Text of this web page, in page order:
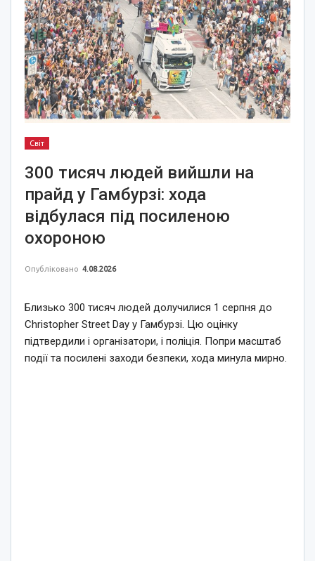
Світ
300 тисяч людей вийшли на
прайд у Гамбурзі: хода
відбулася під посиленою
охороною
Опубліковано 4.08.2026
Близько 300 тисяч людей долучилися 1 серпня до
Christopher Street Day у Гамбурзі. Цю оцінку
підтвердили і організатори, і поліція. Попри масштаб
події та посилені заходи безпеки, хода минула мирно.